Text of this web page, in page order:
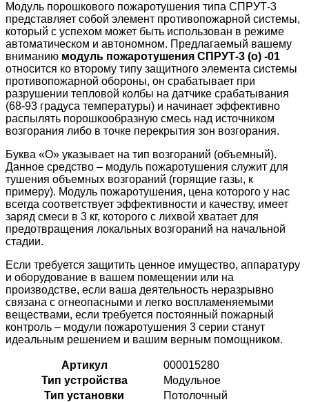
Модуль порошкового пожаротушения типа СПРУТ-3
представляет собой элемент противопожарной системы,
который с успехом может быть использован в режиме
автоматическом и автономном. Предлагаемый вашему
вниманию модуль пожаротушения СПРУТ-3 (о) -01
относится ко второму типу защитного элемента системы
противопожарной обороны, он срабатывает при
разрушении тепловой колбы на датчике срабатывания
(68-93 градуса температуры) и начинает эффективно
распылять порошкообразную смесь над источником
возгорания либо в точке перекрытия зон возгорания.
Буква «О» указывает на тип возгораний (объемный).
Данное средство – модуль пожаротушения служит для
тушения объемных возгораний (горящие газы, к
примеру). Модуль пожаротушения, цена которого у нас
всегда соответствует эффективности и качеству, имеет
заряд смеси в 3 кг, которого с лихвой хватает для
предотвращения локальных возгораний на начальной
стадии.
Если требуется защитить ценное имущество, аппаратуру
и оборудование в вашем помещении или на
производстве, если ваша деятельность неразрывно
связана с огнеопасными и легко воспламеняемыми
веществами, если требуется постоянный пожарный
контроль – модули пожаротушения 3 серии станут
идеальным решением и вашим верным помощником.
Артикул
000015280
Тип устройства
Модульное
Тип установки
Потолочный